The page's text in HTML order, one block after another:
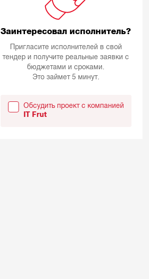
Заинтересовал исполнитель?
Пригласите исполнителей в свой
тендер и получите реальные заявки с
бюджетами и сроками.
Это займет 5 минут.
Обсудить проект с компанией
IT Frut